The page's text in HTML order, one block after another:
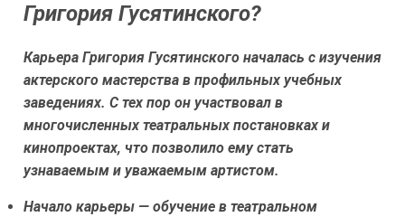
Григория Гусятинского?
Карьера Григория Гусятинского началась с изучения
актерского мастерства в профильных учебных
заведениях. С тех пор он участвовал в
многочисленных театральных постановках и
кинопроектах, что позволило ему стать
узнаваемым и уважаемым артистом.
Начало карьеры — обучение в театральном